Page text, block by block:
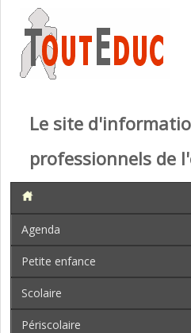
Le site
professionnels de
Agenda
Petite enfance
Scolaire
Périscolaire